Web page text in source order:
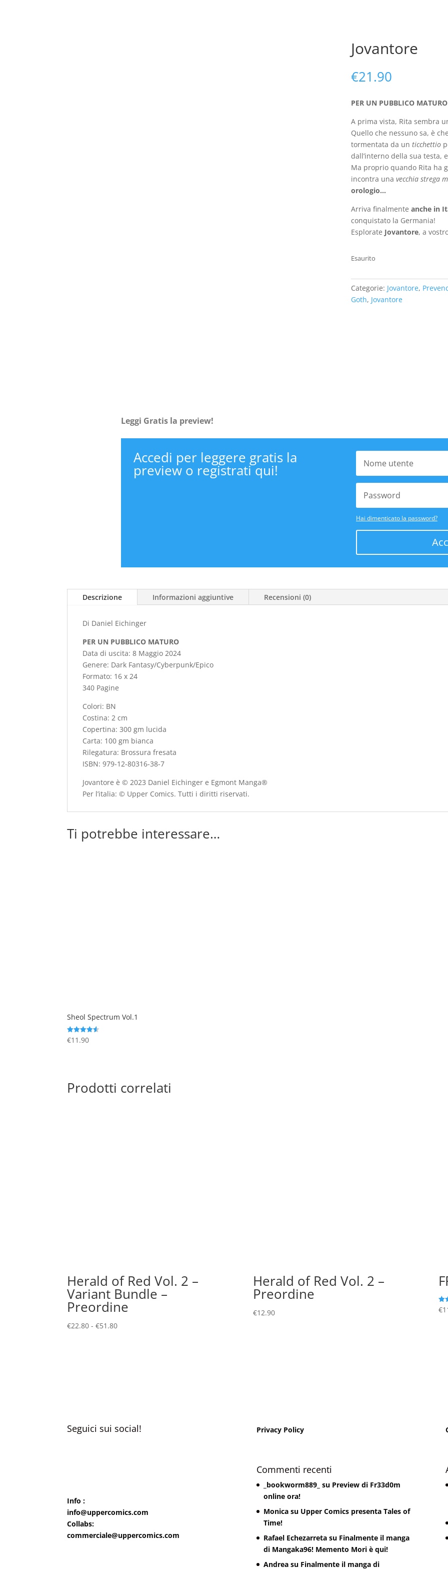
Jovantore
€21.90
PER UN PUBBLICO MATURO
A prima vista, Rita sembra
Quello che nessuno sa, è
tormentata da un ticchettio
dall’interno della sua testa,
Ma proprio quando Rita ha
incontra una vecchia strega
orologio…
Arriva finalmente anche in
conquistato la Germania!
Esplorate Jovantore, a
Esaurito
Categorie: Jovantore,
Goth, Jovantore
Leggi Gratis la preview!
Accedi per leggere gratis la
preview o registrati qui!
Hai dimenticato la password?
Descrizione Informazioni aggiuntive Recensioni (0)
Di Daniel Eichinger
PER UN PUBBLICO MATURO
Data di uscita: 8 Maggio 2024
Genere: Dark Fantasy/Cyberpunk/Epico
Formato: 16 x 24
340 Pagine
Colori: BN
Costina: 2 cm
Copertina: 300 gm lucida
Carta: 100 gm bianca
Rilegatura: Brossura fresata
ISBN: 979-12-80316-38-7
Jovantore è © 2023 Daniel Eichinger e Egmont Manga®
Per l’italia: © Upper Comics. Tutti i diritti riservati.
Ti potrebbe interessare…
Sheol Spectrum Vol.1
Valutato
4.56
€11.90
Prodotti correlati
Herald of Red Vol. 2 –
Variant Bundle –
Preordine
€22.80 - €51.80Fascia
Herald of Red Vol. 2 –
Preordine
€12.90 €
Seguici sui social!
Info :
info@uppercomics.com
Collabs:
commerciale@uppercomics.com
Privacy Policy
Commenti recenti
_bookworm889_ su Preview di Fr33d0m
online ora!
Monicasu Upper Comics presenta Tales of
Time!
Rafael Echezarretasu Finalmente il manga
di Mangaka96! Memento Mori è qui!
Andreasu Finalmente il manga di